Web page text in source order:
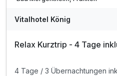
WLAN im Hotel
Vitalhotel König
Relax Kurztrip - 4 Tage
4 Tage / 3 Übernachtungen